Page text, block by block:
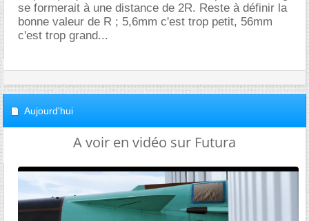
se formerait à une distance de 2R. Reste à définir la
bonne valeur de R ; 5,6mm c'est trop petit, 56mm
c'est trop grand...
Aujourd'hui
A voir en vidéo sur Futura